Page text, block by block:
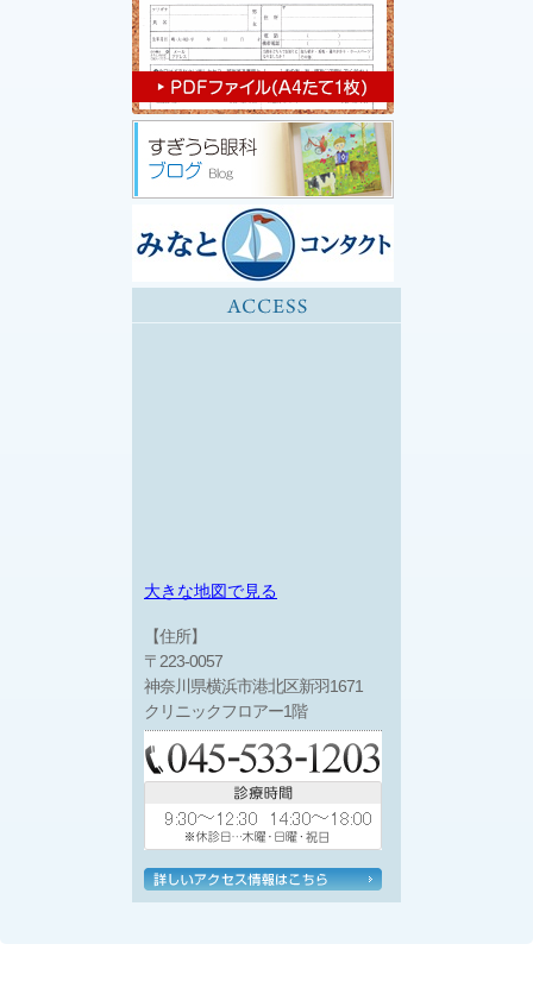
大きな地図で見る
【住所】
〒223-0057
神奈川県横浜市港北区新羽1671
クリニックフロアー1階